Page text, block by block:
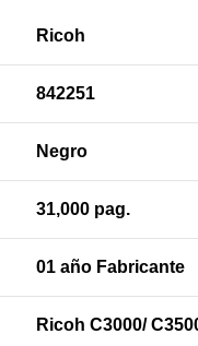
Ricoh
842251
Negro
31,000 pag.
01 año Fabricante
Ricoh C3000/